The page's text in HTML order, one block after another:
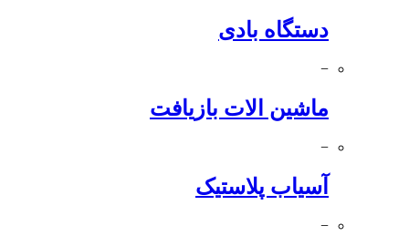
دستگاه بادی
−
ماشین الات بازیافت
−
آسیاب پلاستیک
−